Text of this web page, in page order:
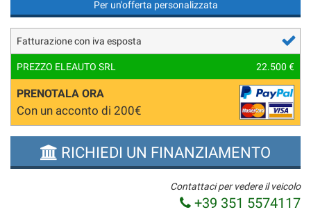
Per un'offerta personalizzata
Fatturazione con iva esposta
PREZZO ELEAUTO SRL 22.500 €
PRENOTALA ORA
Con un acconto di 200€
RICHIEDI UN FINANZIAMENTO
Contattaci per vedere il veicolo
+39 351 5574117